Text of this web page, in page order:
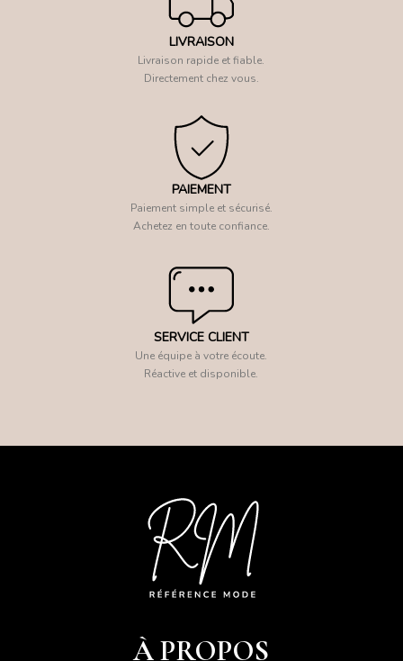
LIVRAISON
Livraison rapide et fiable.
Directement chez vous.
PAIEMENT
Paiement simple et sécurisé.
Achetez en toute confiance.
SERVICE CLIENT
Une équipe à votre écoute.
Réactive et disponible.
À PROPOS